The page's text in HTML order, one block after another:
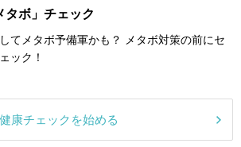
タボ」チェック
てメタボ予備軍かも？ メタボ対策の前にセ
ック！
健康チェックを始める